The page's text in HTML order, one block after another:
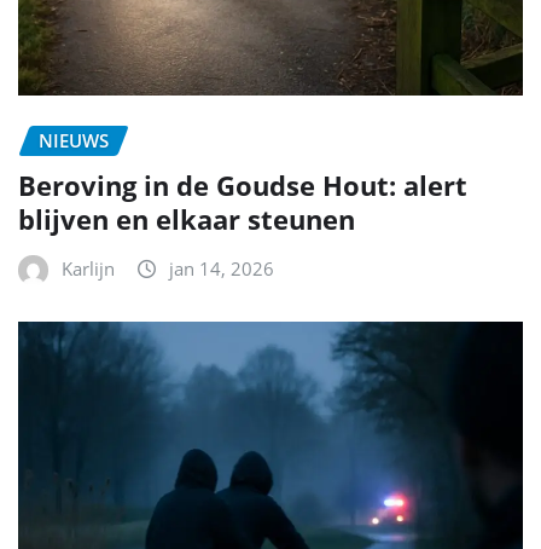
NIEUWS
Beroving in de Goudse Hout: alert
blijven en elkaar steunen
Karlijn jan 14, 2026